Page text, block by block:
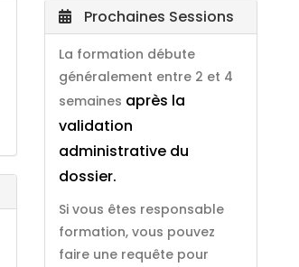
Prochaines Sessions
La formation débute
généralement entre 2 et 4
semaines après la
validation
administrative du
dossier.
Si vous êtes responsable
formation, vous pouvez
faire une requête pour